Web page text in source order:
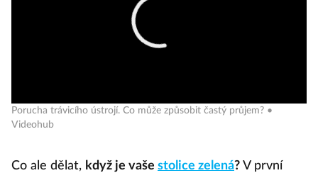
Porucha trávicího ústrojí. Co může způsobit častý průjem? •
Videohub
Co ale dělat, když je vaše stolice zelená? V první